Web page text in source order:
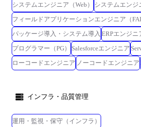
システムエンジニア（Web）
システムエンジ
フィールドアプリケーションエンジニア（
パッケージ導入・システム導入 ERPエンジニ
プログラマー（PG）
Salesforceエンジニア
ローコードエンジニア ノーコードエンジニア
インフラ・品質管理
運用・監視・保守（インフラ）